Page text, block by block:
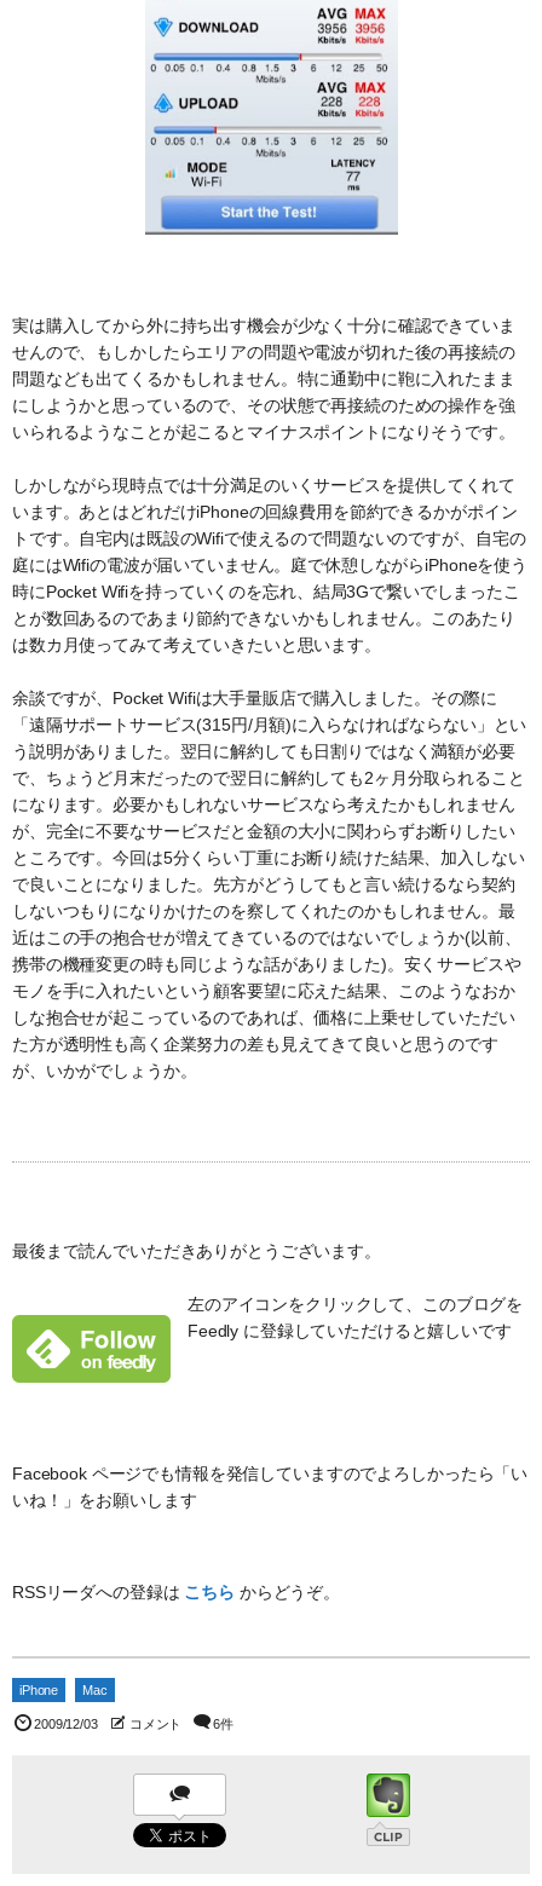
実は購入してから外に持ち出す機会が少なく十分に確認できていま
せんので、もしかしたらエリアの問題や電波が切れた後の再接続の
問題なども出てくるかもしれません。特に通勤中に鞄に入れたまま
にしようかと思っているので、その状態で再接続のための操作を強
いられるようなことが起こるとマイナスポイントになりそうです。
しかしながら現時点では十分満足のいくサービスを提供してくれて
います。あとはどれだけiPhoneの回線費用を節約できるかがポイン
トです。自宅内は既設のWifiで使えるので問題ないのですが、自宅の
庭にはWifiの電波が届いていません。庭で休憩しながらiPhoneを使う
時にPocket Wifiを持っていくのを忘れ、結局3Gで繋いでしまったこ
とが数回あるのであまり節約できないかもしれません。このあたり
は数カ月使ってみて考えていきたいと思います。
余談ですが、Pocket Wifiは大手量販店で購入しました。その際に
「遠隔サポートサービス(315円/月額)に入らなければならない」とい
う説明がありました。翌日に解約しても日割りではなく満額が必要
で、ちょうど月末だったので翌日に解約しても2ヶ月分取られること
になります。必要かもしれないサービスなら考えたかもしれません
が、完全に不要なサービスだと金額の大小に関わらずお断りしたい
ところです。今回は5分くらい丁重にお断り続けた結果、加入しない
で良いことになりました。先方がどうしてもと言い続けるなら契約
しないつもりになりかけたのを察してくれたのかもしれません。最
近はこの手の抱合せが増えてきているのではないでしょうか(以前、
携帯の機種変更の時も同じような話がありました)。安くサービスや
モノを手に入れたいという顧客要望に応えた結果、このようなおか
しな抱合せが起こっているのであれば、価格に上乗せしていただい
た方が透明性も高く企業努力の差も見えてきて良いと思うのです
が、いかがでしょうか。
最後まで読んでいただきありがとうございます。
左のアイコンをクリックして、このブログを
Feedly に登録していただけると嬉しいです
Facebook ページでも情報を発信していますのでよろしかったら「い
いね！」をお願いします
RSSリーダへの登録は こちら からどうぞ。
iPhone Mac
2009/12/03 コメント 6件